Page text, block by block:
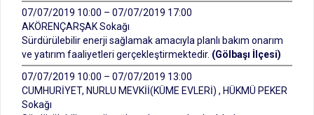
07/07/2019 10:00 – 07/07/2019 17:00
AKÖRENÇARŞAK Sokağı
Sürdürülebilir enerji sağlamak amacıyla planlı bakım onarım
ve yatırım faaliyetleri gerçekleştirmektedir. (Gölbaşı İlçesi)
07/07/2019 10:00 – 07/07/2019 13:00
CUMHURİYET, NURLU MEVKİİ(KÜME EVLERİ) , HÜKMÜ PEKER
Sokağı